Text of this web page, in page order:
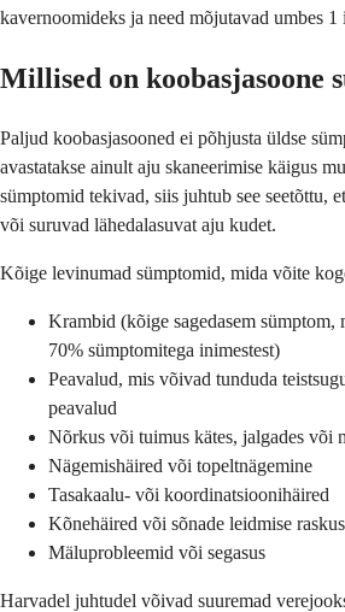
kavernoomideks ja need mõjutavad umbes 1
Millised on koobasjasoone
Paljud koobasjasooned ei põhjusta üldse
avastatakse ainult aju skaneerimise käigus
sümptomid tekivad, siis juhtub see seetõttu,
või suruvad lähedalasuvat aju kudet.
Kõige levinumad sümptomid, mida võite
Krambid (kõige sagedasem sümptom,
70% sümptomitega inimestest)
Peavalud, mis võivad tunduda
peavalud
Nõrkus või tuimus kätes, jalgades või
Nägemishäired või topeltnägemine
Tasakaalu- või koordinatsioonihäired
Kõnehäired või sõnade leidmise
Mäluprobleemid või segasus
Harvadel juhtudel võivad suuremad